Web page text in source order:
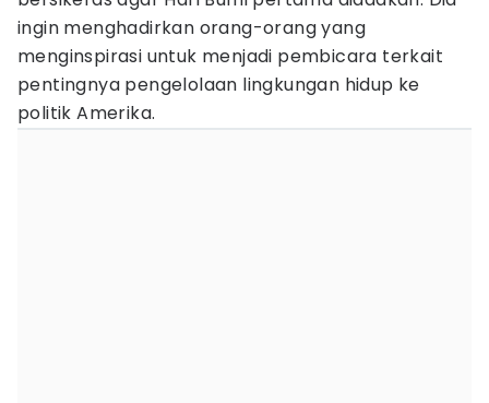
ingin menghadirkan orang-orang yang
menginspirasi untuk menjadi pembicara terkait
pentingnya pengelolaan lingkungan hidup ke
politik Amerika.